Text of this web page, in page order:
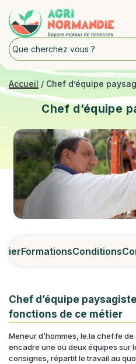
Accueil / Chef d’équipe
Chef d’équipe
FormationsConditions
Chef d’équipe
fonctions de ce métier
Meneur d’hommes, le.la chef.fe
encadre une ou deux équipes sur
consignes, répartit le travail au